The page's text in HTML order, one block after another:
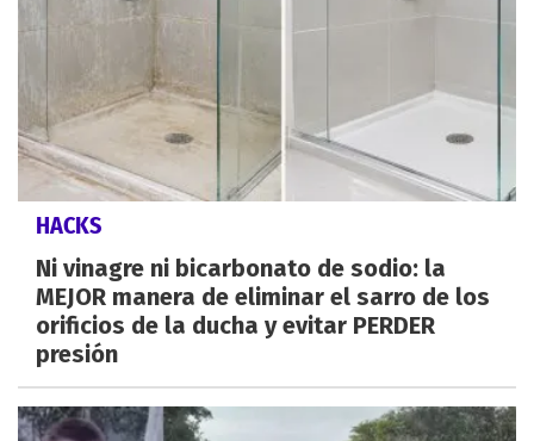
HACKS
Ni vinagre ni bicarbonato de sodio: la
MEJOR manera de eliminar el sarro de los
orificios de la ducha y evitar PERDER
presión